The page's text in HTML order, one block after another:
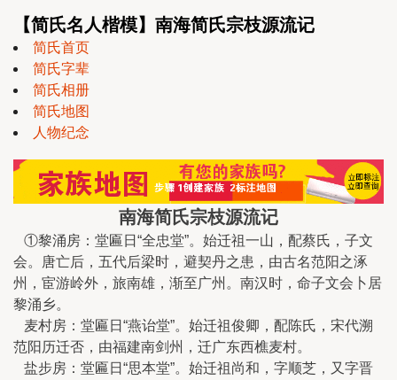
【简氏名人楷模】南海简氏宗枝源流记
简氏首页
简氏字辈
简氏相册
简氏地图
人物纪念
南海简氏宗枝源流记
①黎涌房：堂匾日“全忠堂”。始迁祖一山，配蔡氏，子文
会。唐亡后，五代后梁时，避契丹之患，由古名范阳之涿
州，宦游岭外，旅南雄，渐至广州。南汉时，命子文会卜居
黎涌乡。
麦村房：堂匾日“燕诒堂”。始迁祖俊卿，配陈氏，宋代溯
范阳历迁否，由福建南剑州，迁广东西樵麦村。
盐步房：堂匾日“思本堂”。始迁祖尚和，字顺芝，又字晋